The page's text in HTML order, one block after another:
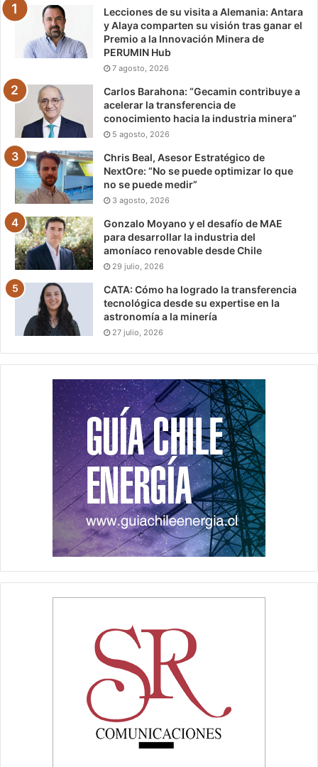
Lecciones de su visita a Alemania: Antara
y Alaya comparten su visión tras ganar el
Premio a la Innovación Minera de
PERUMIN Hub
7 agosto, 2026
Carlos Barahona: “Gecamin contribuye a
acelerar la transferencia de
conocimiento hacia la industria minera”
5 agosto, 2026
Chris Beal, Asesor Estratégico de
NextOre: “No se puede optimizar lo que
no se puede medir”
3 agosto, 2026
Gonzalo Moyano y el desafío de MAE
para desarrollar la industria del
amoníaco renovable desde Chile
29 julio, 2026
CATA: Cómo ha logrado la transferencia
tecnológica desde su expertise en la
astronomía a la minería
27 julio, 2026